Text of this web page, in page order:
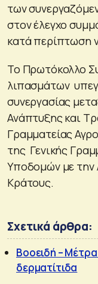
των
στον έλεγχο
κατά περίπτωση
Το Πρωτόκολλο
λιπασμάτων
συνεργασίας
Ανάπτυξης και
Γραμματείας
της Γενικής
Υποδομών με την
Κράτους.
Σχετικά άρθρα:
Βοοειδή –
δερματίτιδα